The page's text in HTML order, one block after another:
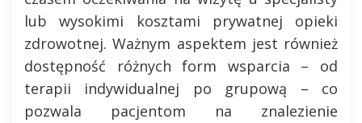
lub wysokimi kosztami prywatnej opieki
zdrowotnej. Ważnym aspektem jest również
dostępność różnych form wsparcia – od
terapii indywidualnej po grupową – co
pozwala pacjentom na znalezienie